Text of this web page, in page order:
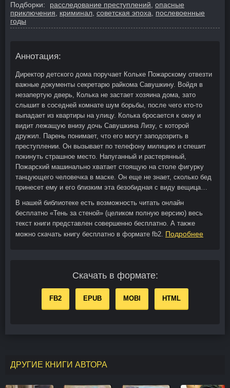
Подборки:
расследование преступлений, опасные
приключения, криминал, советская эпоха, послевоенные
годы
Аннотация:
Директор детского дома поручает Кольке Пожарскому отвезти
важные документы секретарю райкома Савушкину. Войдя в
незапертую дверь, Колька не застает хозяина дома, зато
слышит в соседней комнате шум борьбы, после чего кто-то
выпадает из квартиры на улицу. Колька бросается к окну и
видит лежащую внизу дочь Савушкина Лизу, с которой
дружил. Парень понимает, что его могут заподозрить в
преступлении. Он вызывает по телефону милицию и спешит
покинуть страшное место. Напуганный и растерянный,
Пожарский машинально хватает стоящую на столе фигурку
танцующего человечка в маске. Он еще не знает, сколько бед
принесет ему и его близким эта безобидная с виду вещица…
В нашей библиотеке есть возможность читать онлайн
бесплатно «Тень за стеной» (целиком полную версию) весь
текст книги представлен совершенно бесплатно. А также
можно скачать книгу бесплатно в формате fb2. Подробнее
Скачать в формате:
FB2 EPUB MOBI HTML
ДРУГИЕ КНИГИ АВТОРА